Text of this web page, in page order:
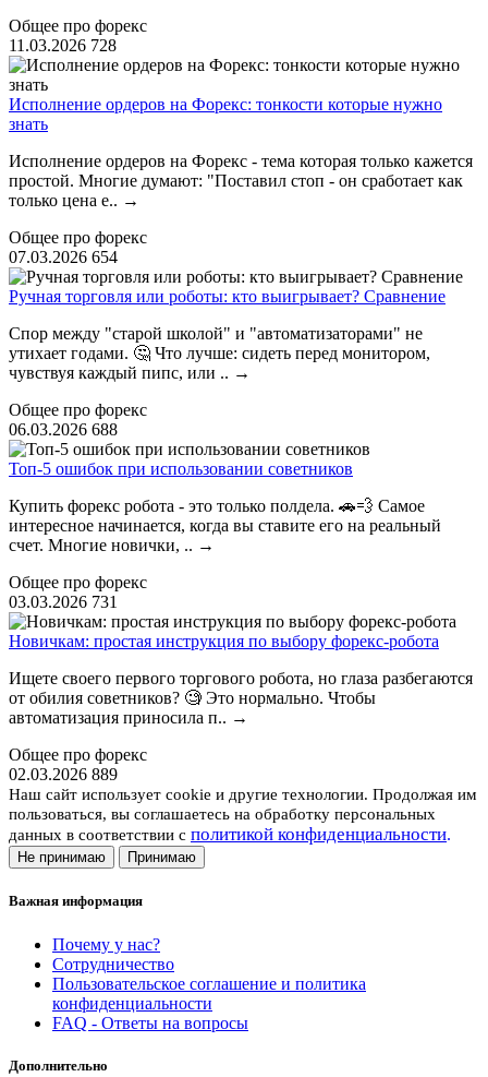
Общее про форекс
11.03.2026 728
Исполнение ордеров на Форекс: тонкости которые нужно
знать
Исполнение ордеров на Форекс - тема которая только кажется
простой. Многие думают: "Поставил стоп - он сработает как
только цена е.. →
Общее про форекс
07.03.2026 654
Ручная торговля или роботы: кто выигрывает? Сравнение
Спор между "старой школой" и "автоматизаторами" не
утихает годами. 🤔 Что лучше: сидеть перед монитором,
чувствуя каждый пипс, или .. →
Общее про форекс
06.03.2026 688
Топ-5 ошибок при использовании советников
Купить форекс робота - это только полдела. 🚗💨 Самое
интересное начинается, когда вы ставите его на реальный
счет. Многие новички, .. →
Общее про форекс
03.03.2026 731
Новичкам: простая инструкция по выбору форекс-робота
Ищете своего первого торгового робота, но глаза разбегаются
от обилия советников? 🧐 Это нормально. Чтобы
автоматизация приносила п.. →
Общее про форекс
02.03.2026 889
Наш сайт использует cookie и другие технологии. Продолжая им
пользоваться, вы соглашаетесь на обработку персональных
данных в соответствии с политикой конфиденциальности.
Не принимаю Принимаю
Важная информация
Почему у нас?
Сотрудничество
Пользовательское соглашение и политика
конфиденциальности
FAQ - Ответы на вопросы
Дополнительно